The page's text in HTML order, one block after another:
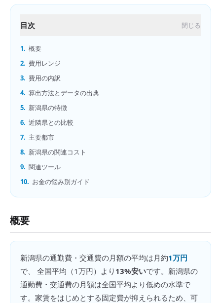
目次 閉じる
1. 概要
2. 費用レンジ
3. 費用の内訳
4. 算出方法とデータの出典
5. 新潟県の特徴
6. 近隣県との比較
7. 主要都市
8. 新潟県の関連コスト
9. 関連ツール
10. お金の悩み別ガイド
概要
新潟県の通勤費・交通費の月額の平均は月約1万円
で、 全国平均（1万円）より 13%安いです。 新潟県の
通勤費・交通費の月額は全国平均より低めの水準で
す。家賃をはじめとする固定費が抑えられるため、可